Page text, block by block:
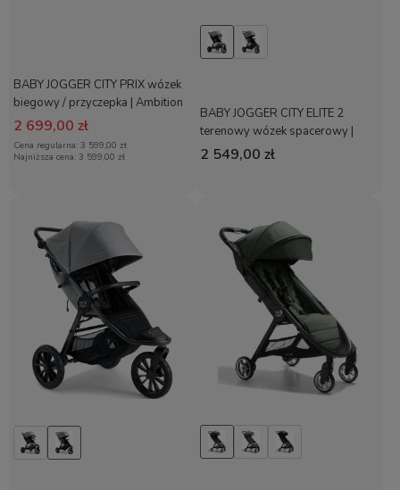
BABY JOGGER CITY PRIX wózek
biegowy / przyczepka | Ambition
Black | OUTLET
2 699,00 zł
Cena regularna: 3 599,00 zł
Najniższa cena: 3 599,00 zł
BABY JOGGER CITY ELITE 2
terenowy wózek spacerowy |
Commuter
2 549,00 zł